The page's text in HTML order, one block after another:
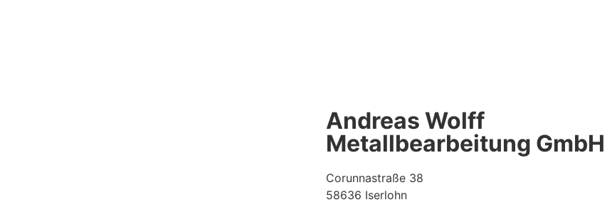
Andreas Wolff
Metallbearbeitung GmbH
Corunnastraße 38
58636 Iserlohn